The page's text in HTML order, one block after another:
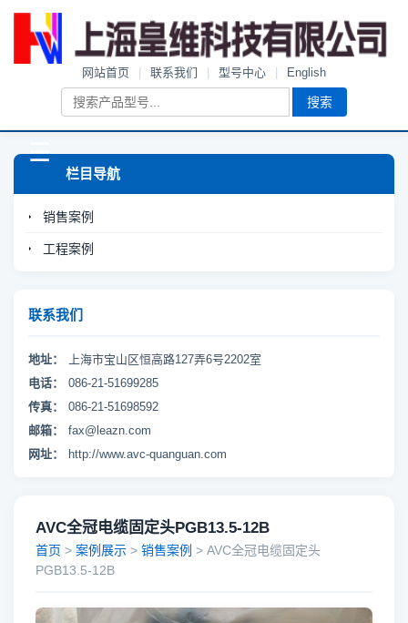
网站首页 联系我们 型号中心 English
搜索
☰
栏目导航
销售案例
工程案例
联系我们
地址：
上海市宝山区恒高路127弄6号2202室
电话：
086-21-51699285
传真：
086-21-51698592
邮箱：
fax@leazn.com
网址：
http://www.avc-quanguan.com
AVC全冠电缆固定头PGB13.5-12B
首页 > 案例展示 > 销售案例 > AVC全冠电缆固定头
PGB13.5-12B